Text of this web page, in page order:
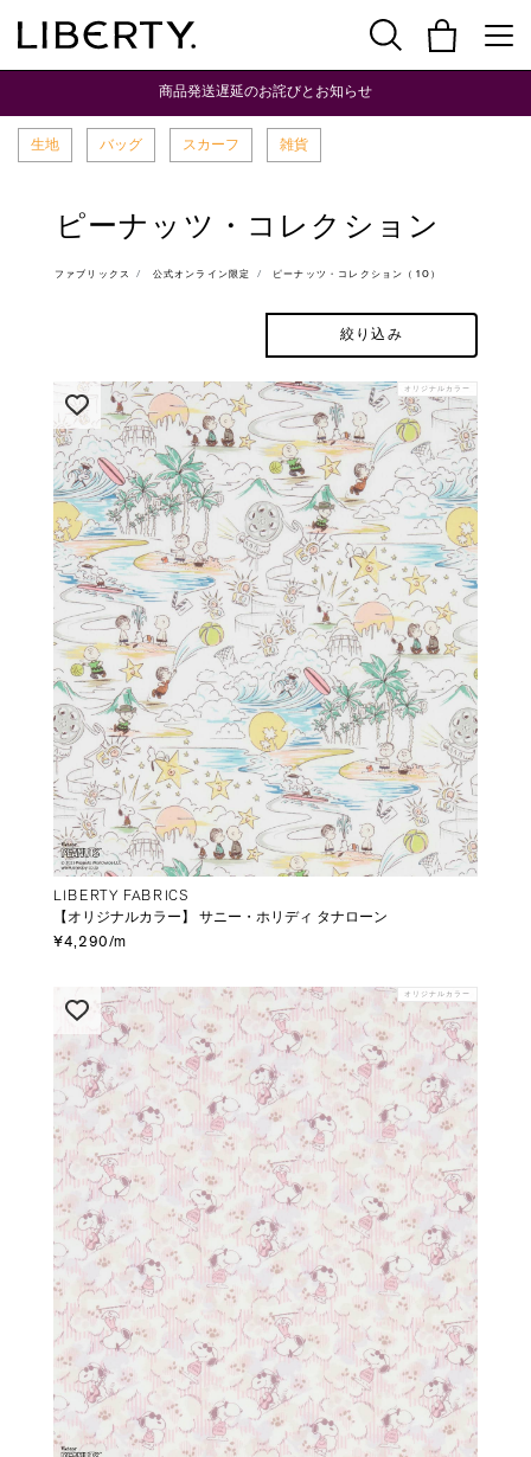
商品発送遅延のお詫びとお知らせ
生地 バッグ スカーフ 雑貨
ピーナッツ・コレクション
ファブリックス 公式オンライン限定 ピーナッツ・コレクション（10）
絞り込み
オリジナルカラー
LIBERTY FABRICS
【オリジナルカラー】 サニー・ホリディ タナローン
¥4,290/m
オリジナルカラー